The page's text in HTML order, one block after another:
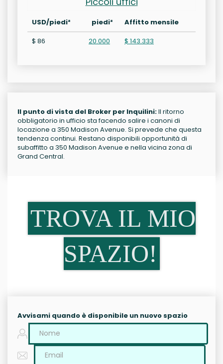
USD/piedi² piedi²
Affitto mensile
$ 86
20.000 $ 143.333
Il punto di vista del Broker per Inquilini:Il ritorno
obbligatorio in ufficio sta facendo salire i canoni di
locazione a 350 Madison Avenue. Si prevede che questa
tendenza continui. Restano disponibili opportunità di
subaffitto a 350 Madison Avenue e nella vicina zona di
Grand Central.
TROVA IL MIO
SPAZIO!
Avvisami quando è disponibile un nuovo spazio